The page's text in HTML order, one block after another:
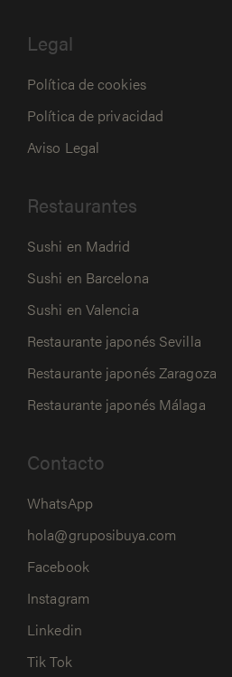
Legal
Política de cookies
Política de privacidad
Aviso Legal
Restaurantes
Sushi en Madrid
Sushi en Barcelona
Sushi en Valencia
Restaurante japonés Sevilla
Restaurante japonés Zaragoza
Restaurante japonés Málaga
Contacto
WhatsApp
hola@gruposibuya.com
Facebook
Instagram
Linkedin
Tik Tok